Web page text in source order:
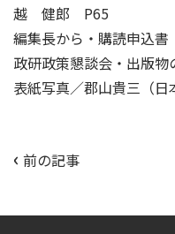
越 健郎 P65
編集長から・購読申込
政研政策懇談会・出版物
表紙写真／郡山貴三（日
投
‹ 前の記事